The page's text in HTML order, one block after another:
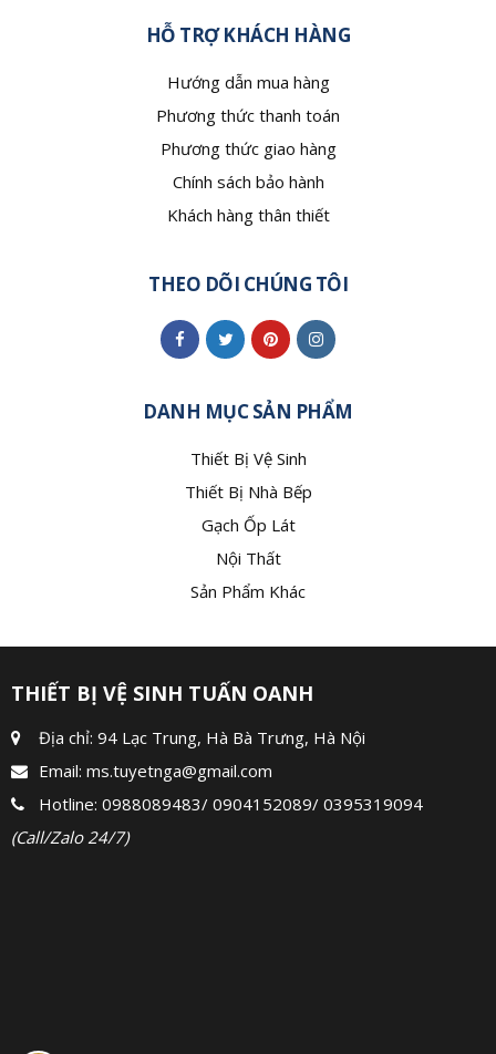
HỖ TRỢ KHÁCH HÀNG
Hướng dẫn mua hàng
Phương thức thanh toán
Phương thức giao hàng
Chính sách bảo hành
Khách hàng thân thiết
THEO DÕI CHÚNG TÔI
DANH MỤC SẢN PHẨM
Thiết Bị Vệ Sinh
Thiết Bị Nhà Bếp
Gạch Ốp Lát
Nội Thất
Sản Phẩm Khác
THIẾT BỊ VỆ SINH TUẤN OANH
Địa chỉ: 94 Lạc Trung, Hà Bà Trưng, Hà Nội
Email: ms.tuyetnga@gmail.com
Hotline: 0988089483/ 0904152089/ 0395319094
(Call/Zalo 24/7)